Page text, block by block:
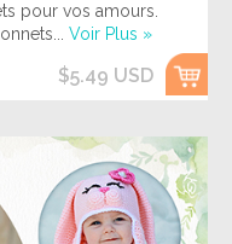
pour vos amours.
Voir Plus »
$5.49 USD